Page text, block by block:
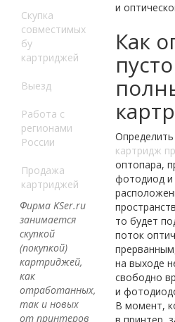
Скупка
совместимых
бу
картриджей
Выезд
Работа с
регионами
России
Продажа
картриджей
Фирма KSer.ru
занимается
скупкой
(покупкой)
картриджей,
как
отработанных,
так и новых
от принтеров
и
Как
картридж
оптопара,
фотодиод и
то будет
поток
на выходе
свободно
и
В момент,